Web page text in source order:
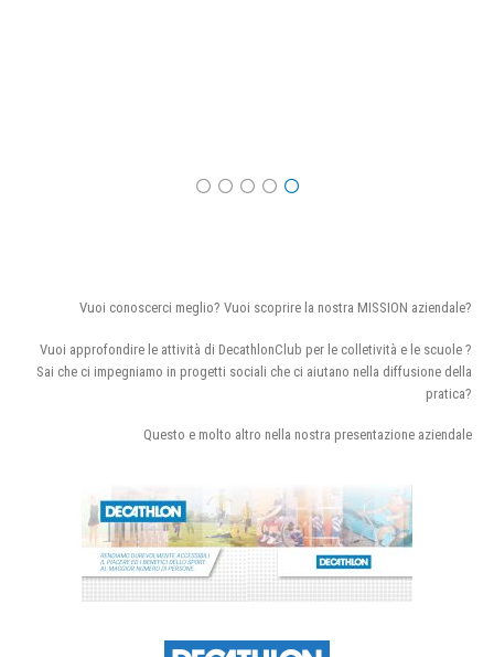
Vuoi conoscerci meglio? Vuoi scoprire la nostra MISSION aziendale?
Vuoi approfondire le attività di DecathlonClub per le colletività e le scuole ?
Sai che ci impegniamo in progetti sociali che ci aiutano nella diffusione della
pratica?
Questo e molto altro nella nostra presentazione aziendale